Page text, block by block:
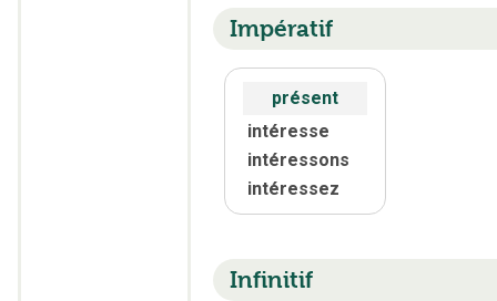
Impératif
présent
intéresse
intéressons
intéressez
Infinitif